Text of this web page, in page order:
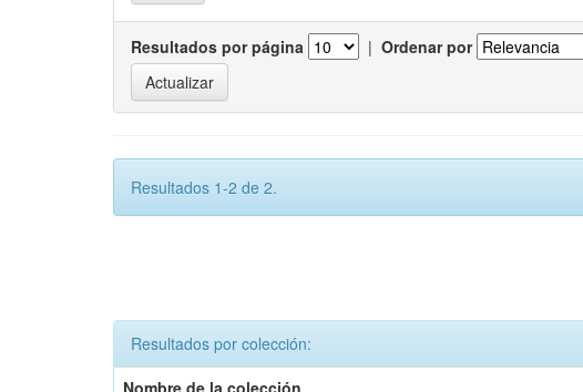
Resultados por página | Ordenar por
Resultados 1-2 de 2.
Resultados por colección:
Nombre de la colección